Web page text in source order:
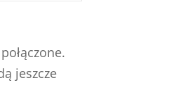
jeszcze